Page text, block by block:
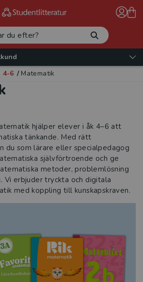
4-6 / Matematik
hjälper elever i åk 4–6 att
tänkande. Med rätt
du som lärare eller specialpedagog
självförtroende och ge
metoder, problemlösning
Vi erbjuder tryckta och digitala
med koppling till kunskapskraven.